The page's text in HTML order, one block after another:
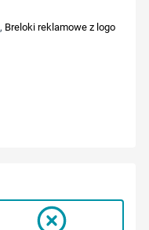
, Breloki reklamowe z logo